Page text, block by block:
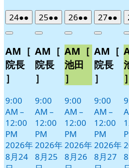
242026
年
月
24
日
●●
件
イ
ベ
ト)
Close
AM［
院長
］
9:00
AM –
12:00
PM
2026年
8月24
252026
年
月
25
日
●●
件
イ
ベ
ト)
Close
AM［
院長
］
9:00
AM –
12:00
PM
2026年
8月25
262026
年
月
26
●●
件
イ
ベ
ト)
Close
AM［
池田
］
9:00
AM –
12:00
PM
2026年
8月26
272026
年
月
27
日
●●
件
イ
ベ
ト)
Close
AM［
院長
］
9:00
AM –
12:00
PM
2026年
8月27
］